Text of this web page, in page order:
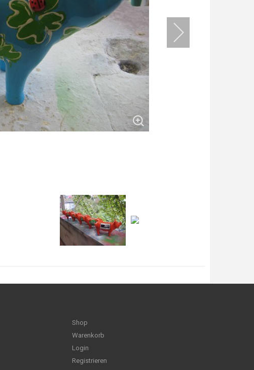
Shop
Warenkorb
Login
Registrieren